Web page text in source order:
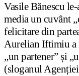
Vasile Bănescu
media un cuvânt
felicitare din
Aurelian Iftimiu a
„un partener” și
(sloganul